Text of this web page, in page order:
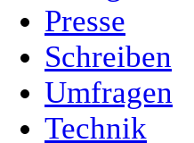
Presse
Schreiben
Umfragen
Technik